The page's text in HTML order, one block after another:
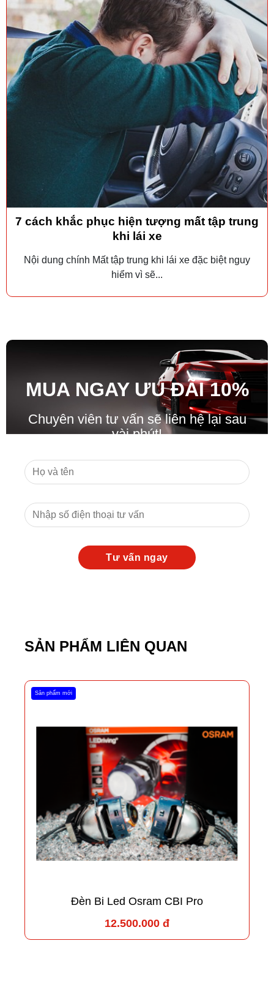
7 cách khắc phục hiện tượng mất tập trung
khi lái xe
Nội dung chính Mất tập trung khi lái xe đặc biệt nguy
hiểm vì sẽ...
MUA NGAY ƯU ĐÃI10%
Chuyên viên tư vấn sẽ liên hệ lại sau
vài phút!
SẢN PHẨM LIÊN QUAN
Sản phẩm mới
Đèn Bi Led Osram CBI Pro
12.500.000 đ